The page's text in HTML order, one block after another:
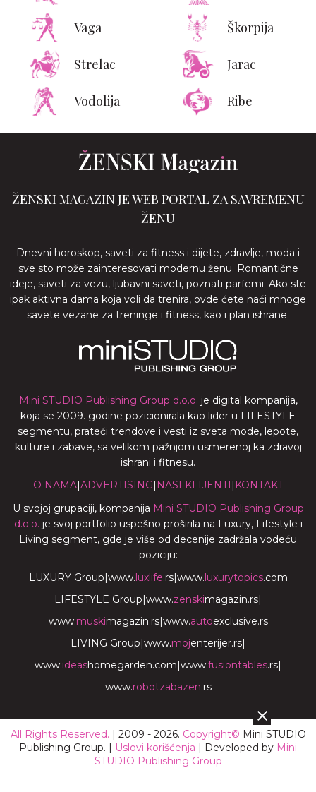
Vaga Škorpija
Strelac Jarac
Vodolija Ribe
ŽENSKI MAGAZIN JE WEB PORTAL ZA SAVREMENU
ŽENU
Dnevni horoskop, saveti za fitness i dijete, zdravlje, moda i
sve sto može zainteresovati modernu ženu. Romantične
ideje, saveti za vezu, ljubavni saveti, poznati parfemi. Ako ste
ipak aktivna dama koja voli da trenira, ovde ćete naći mnoge
savete vezane za treninge i fitness, kao i plan ishrane.
Mini STUDIO Publishing Group d.o.o. je digital kompanija,
koja se 2009. godine pozicionirala kao lider u LIFESTYLE
segmentu, prateći trendove i vesti iz sveta mode, lepote,
kulture i zabave, sa velikom pažnjom usmerenoj ka zdravoj
ishrani i fitnesu.
O NAMA| ADVERTISING NASI KLIJENTI
KONTAKT
U svojoj grupaciji, kompanija Mini STUDIO Publishing Group
d.o.o. je svoj portfolio uspešno proširila na Luxury, Lifestyle i
Living segment, gde je više od decenije zadržala vodeću
poziciju:
LUXURY Group www. luxlife.rs| www. luxurytopics.com
LIFESTYLE Group www.zenskimagazin.rs
www.muskimagazin.rs| www.autoexclusive.rs
LIVING Group www.mojenterijer.rs
www.ideashomegarden.com www.fusiontables.rs
www.robotzabazen.rs
All Rights Reserved. | 2009 - 2026. Copyright© Mini STUDIO
Publishing Group. |
Uslovi korišćenja | Developed by Mini
STUDIO Publishing Group